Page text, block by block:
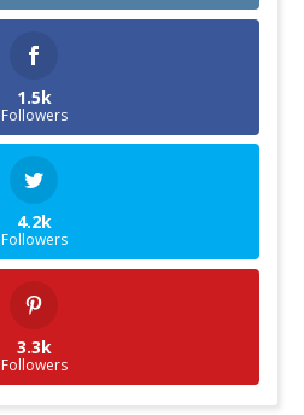
1.5k
Followers
4.2k
Followers
3.3k
Followers